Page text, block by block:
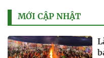
MỚI CẬP NHẬT